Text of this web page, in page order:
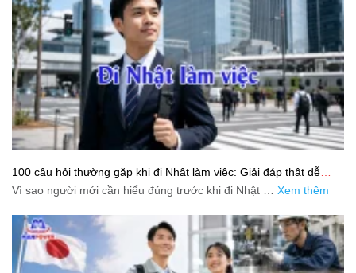
100 câu hỏi thường gặp khi đi Nhật làm việc: Giải đáp thật dễ
hiểu cho người mới bắt đầu
Vì sao người mới cần hiểu đúng trước khi đi Nhật … Xem thêm